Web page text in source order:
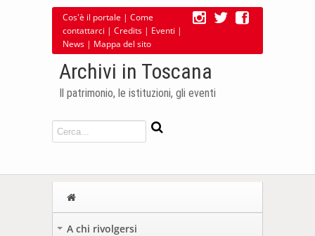
Cos'è il portale | Come
contattarci | Credits | Eventi |
News | Mappa del sito
Archivi in Toscana
Il patrimonio, le istituzioni, gli eventi
A chi rivolgersi